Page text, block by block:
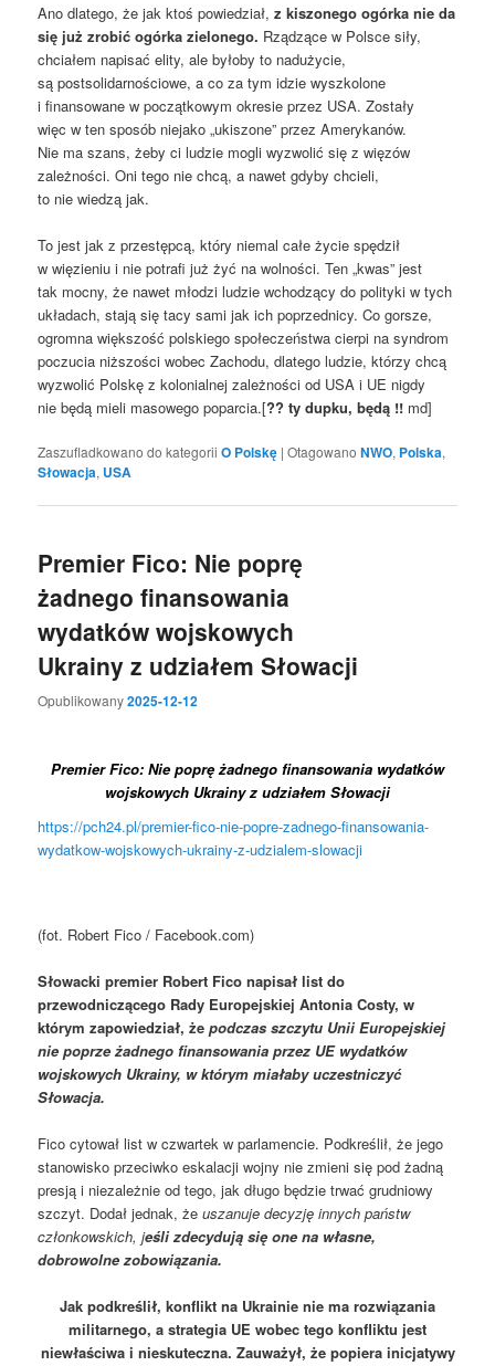
Ano dlatego, że jak ktoś powiedział,z kiszonego ogórka nie da
się już zrobić ogórka zielonego. Rządzące w Polsce siły,
chciałem napisać elity, ale byłoby to nadużycie,
są postsolidarnościowe, a co za tym idzie wyszkolone
i finansowane w początkowym okresie przez USA. Zostały
więc w ten sposób niejako „ukiszone” przez Amerykanów.
Nie ma szans, żeby ci ludzie mogli wyzwolić się z więzów
zależności. Oni tego nie chcą, a nawet gdyby chcieli,
to nie wiedzą jak.
To jest jak z przestępcą, który niemal całe życie spędził
w więzieniu i nie potrafi już żyć na wolności. Ten „kwas” jest
tak mocny, że nawet młodzi ludzie wchodzący do polityki w tych
układach, stają się tacy sami jak ich poprzednicy. Co gorsze,
ogromna większość polskiego społeczeństwa cierpi na syndrom
poczucia niższości wobec Zachodu, dlatego ludzie, którzy chcą
wyzwolić Polskę z kolonialnej zależności od USA i UE nigdy
nie będą mieli masowego poparcia.[?? ty dupku, będą !! md]
Zaszufladkowano do kategorii O Polskę |Otagowano NWO, Polska,
Słowacja, USA
Premier Fico: Nie poprę
żadnego finansowania
wydatków wojskowych
Ukrainy z udziałem Słowacji
Opublikowany2025-12-12
Premier Fico: Nie poprę żadnego finansowania wydatków
wojskowych Ukrainy z udziałem Słowacji
https://pch24.pl/premier-fico-nie-popre-zadnego-finansowania-
wydatkow-wojskowych-ukrainy-z-udzialem-slowacji
(fot. Robert Fico / Facebook.com)
Słowacki premier Robert Fico napisał list do
przewodniczącego Rady Europejskiej Antonia Costy, w
którym zapowiedział, żepodczas szczytu Unii Europejskiej
nie poprze żadnego finansowania przez UE wydatków
wojskowych Ukrainy, w którym miałaby uczestniczyć
Słowacja.
Fico cytował list w czwartek w parlamencie. Podkreślił, że jego
stanowisko przeciwko eskalacji wojny nie zmieni się pod żadną
presją i niezależnie od tego, jak długo będzie trwać grudniowy
szczyt. Dodał jednak, żeuszanuje decyzję innych państw
członkowskich, jeśli zdecydują się one na własne,
dobrowolne zobowiązania.
Jak podkreślił, konflikt na Ukrainie nie ma rozwiązania
militarnego, a strategia UE wobec tego konfliktu jest
niewłaściwa i nieskuteczna. Zauważył, że popiera inicjatywy